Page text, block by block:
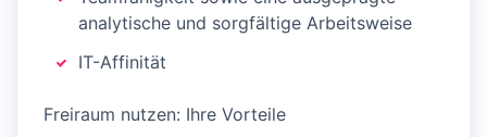
analytische und sorgfältige Arbeitsweise
IT-Affinität
Freiraum nutzen: Ihre Vorteile